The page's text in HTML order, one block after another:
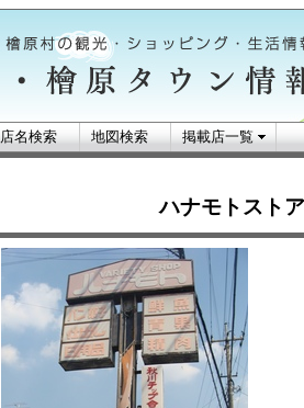
あきる野市・檜
ン情報
店名検索 地図検索 掲載店一覧
ハナモトスト